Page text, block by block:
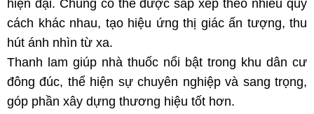
hiện đại. Chúng có thể được sắp xếp theo nhiều quy
cách khác nhau, tạo hiệu ứng thị giác ấn tượng, thu
hút ánh nhìn từ xa.
Thanh lam giúp nhà thuốc nổi bật trong khu dân cư
đông đúc, thể hiện sự chuyên nghiệp và sang trọng,
góp phần xây dựng thương hiệu tốt hơn.